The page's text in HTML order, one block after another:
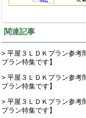
関連記事
> 平屋３ＬＤＫプラン参考
プラン特集です】
> 平屋３ＬＤＫプラン参考
プラン特集です】
> 平屋３ＬＤＫプラン参考
プラン特集です】